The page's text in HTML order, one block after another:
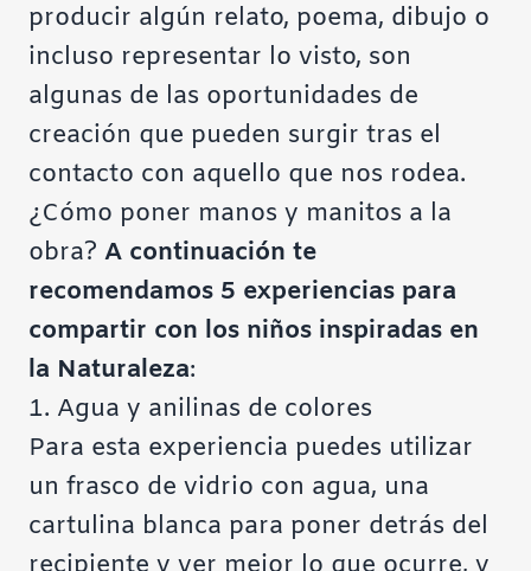
producir algún relato, poema, dibujo o
incluso representar lo visto, son
algunas de las oportunidades de
creación que pueden surgir tras el
contacto con aquello que nos rodea.
¿Cómo poner manos y manitos a la
obra? A continuación te
recomendamos 5 experiencias para
compartir con los niños inspiradas en
la Naturaleza:
1. Agua y anilinas de colores
Para esta experiencia puedes utilizar
un frasco de vidrio con agua, una
cartulina blanca para poner detrás del